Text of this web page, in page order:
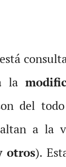
la
del
a la
otros).